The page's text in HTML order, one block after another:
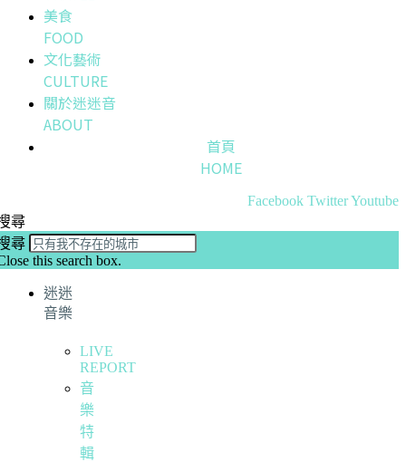
美食
FOOD
文化藝術
CULTURE
關於迷迷音
ABOUT
首頁
HOME
Facebook TwitterYoutube
尋
尋
this search box.
迷迷
音樂
LIVE
REPORT
音
樂
特
輯